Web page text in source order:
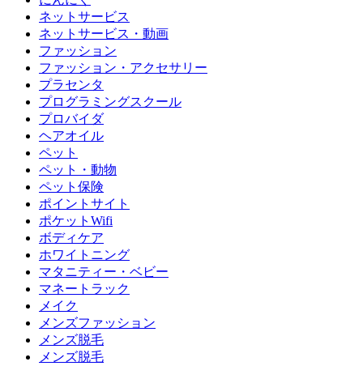
ネットサービス
ネットサービス・動画
ファッション
ファッション・アクセサリー
プラセンタ
プログラミングスクール
プロバイダ
ヘアオイル
ペット
ペット・動物
ペット保険
ポイントサイト
ポケットWifi
ボディケア
ホワイトニング
マタニティー・ベビー
マネートラック
メイク
メンズファッション
メンズ脱毛
メンズ脱毛